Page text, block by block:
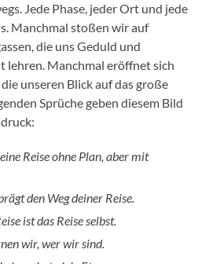
Jede Phase, jeder Ort und jede
Manchmal stoßen wir auf
die uns Geduld und
lehren. Manchmal eröffnet sich
unseren Blick auf das große
Sprüche geben diesem Bild
Reise ohne Plan, aber mit
den Weg deiner Reise.
ist das Reise selbst.
wir, wer wir sind.